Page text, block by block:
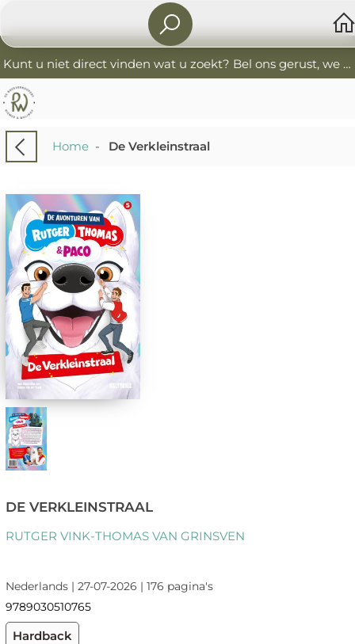
Kunt u niet direct vinden wat u zoekt? Bel ons gerust, we helpen u graag. 0341-552405 De Boekverkoopers
Home- De Verkleinstraal
DE VERKLEINSTRAAL
RUTGER VINK-THOMAS VAN GRINSVEN
Nederlands | 27-07-2026 | 176 pagina's
9789030510765
Hardback